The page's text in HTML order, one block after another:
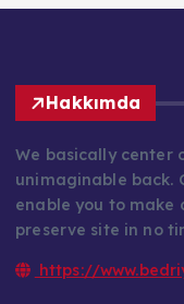
Hakkımda
We basically center
unimaginable back.
enable you to
preserve site in no
https://